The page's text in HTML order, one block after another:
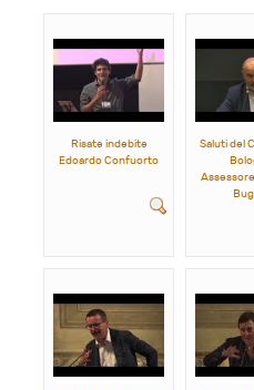
Risate indebite
Edoardo Confuorto
Saluti del